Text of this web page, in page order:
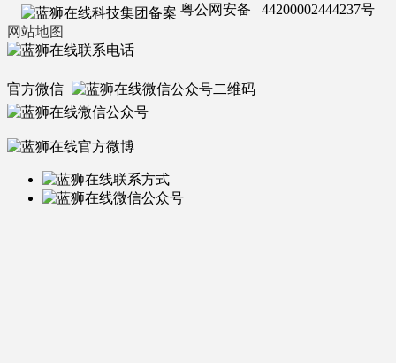
粤公网安备 44200002444237号
网站地图
官方微信